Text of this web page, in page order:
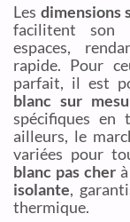
Les dimensions
facilitent son
espaces,
rapide. Pour
parfait, il est
blanc sur
spécifiques
ailleurs, le
variées pour
blanc pas cherà
isolante,
thermique.